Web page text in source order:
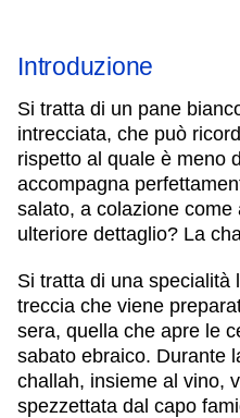
Introduzione
Si tratta di un pane
intrecciata, che può
rispetto al quale è meno
accompagna
salato, a colazione
ulteriore dettaglio? La
Si tratta di una specialità
treccia che viene
sera, quella che apre le
sabato ebraico. Durante
challah, insieme al vino,
spezzettata dal capo